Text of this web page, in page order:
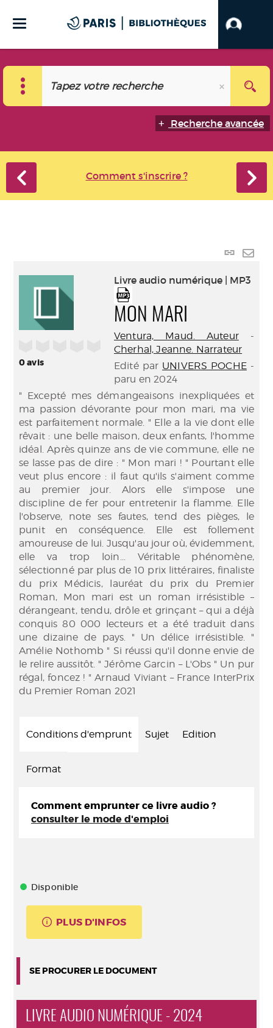
Recherche avancée
Comment s'inscrire ?
Lien
par
0avis
Livre audio numérique | MP3
MON MARI
Ventura, Maud. Auteur-
Cherhal, Jeanne. Narrateur
Edité par UNIVERS POCHE-
paru en 2024
" Excepté mes démangeaisons inexpliquées et
ma passion dévorante pour mon mari, ma vie
est parfaitement normale. " Elle a la vie dont elle
rêvait : une belle maison, deux enfants, l'homme
idéal. Après quinze ans de vie commune, elle ne
se lasse pas de dire : " Mon mari ! " Pourtant elle
veut plus encore : il faut qu'ils s'aiment comme
au premier jour. Alors elle s'impose une
discipline de fer pour entretenir la flamme. Elle
l'observe, note ses fautes, tend des pièges, le
punit en conséquence. Elle est follement
amoureuse de lui. Jusqu'au jour où, évidemment,
elle va trop loin... Véritable phénomène,
sélectionné par plus de 10 prix littéraires, finaliste
du prix Médicis, lauréat du prix du Premier
Roman, Mon mari est un roman irrésistible –
dérangeant, tendu, drôle et grinçant – qui a déjà
conquis 80 000 lecteurs et a été traduit dans
une dizaine de pays. " Un délice irrésistible. "
Amélie Nothomb " Si réussi qu'il donne envie de
le relire aussitôt. " Jérôme Garcin – L'Obs " Un pur
régal, foncez ! " Arnaud Viviant – France InterPrix
du Premier Roman 2021
Conditions d'emprunt Sujet Edition
Format
Comment emprunter ce livre audio ?
consulter le mode d'emploi
Disponible
PLUS D'INFOS
SE PROCURER LE DOCUMENT
LIVRE AUDIO NUMÉRIQUE - 2024